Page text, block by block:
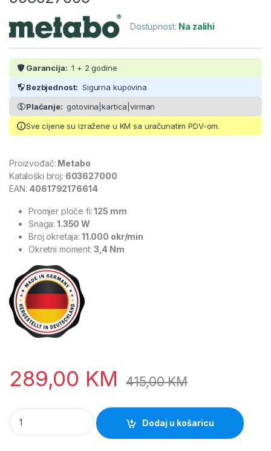
Dostupnost: Na zalihi
Garancija: 1 + 2 godine
Bezbjednost: Sigurna kupovina
Plaćanje: gotovina|kartica|virman
Sve cijene su izražene u KM sa uračunatim PDV-om.
Proizvođač: Metabo
Kataloški broj: 603627000
EAN: 4061792176614
Promjer ploče fi:125 mm
Snaga: 1.350 W
Broj okretaja: 11.000 okr/min
Okretni moment: 3,4 Nm
289,00 KM 415,00KM
Dodaj u košaricu